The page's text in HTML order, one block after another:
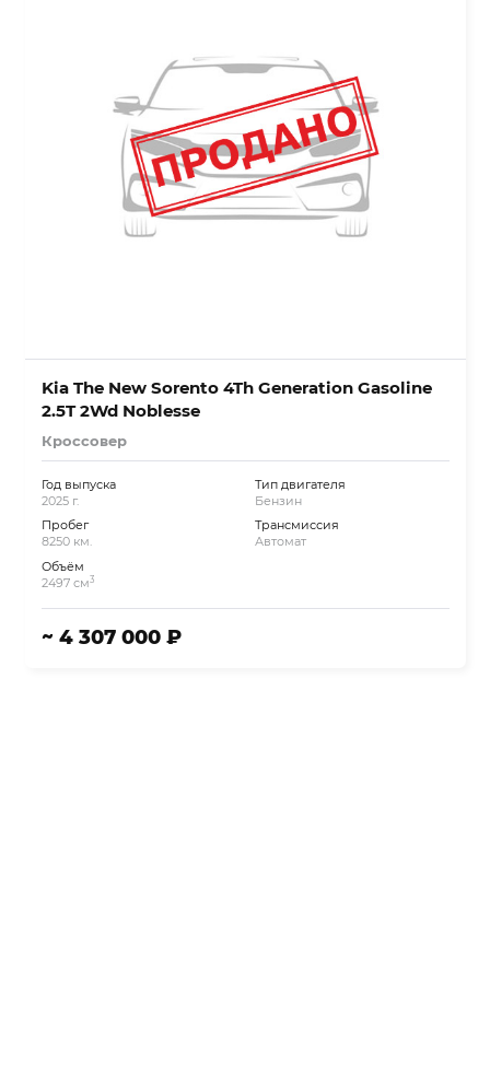
Kia The New Sorento 4Th Generation Gasoline
2.5T 2Wd Noblesse
Кроссовер
Год выпуска
2025 г.
Пробег
8250 км.
Объём
2497 см3
Тип двигателя
Бензин
Трансмиссия
Автомат
~ 4 307 000 ₽